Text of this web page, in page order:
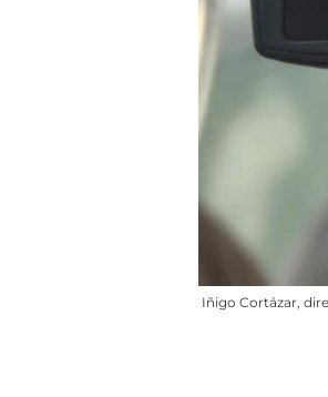
Iñigo Cortázar,